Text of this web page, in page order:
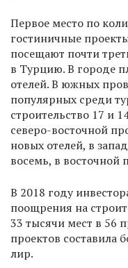
Первое место по
гостиничные
посещают почти
в Турцию. В городе
отелей. В южных
популярных среди
строительство 17 и
северо-восточной
новых отелей, в
восемь, в
В 2018 году
поощрения на
33 тысячи мест в 56
проектов составила
лир.